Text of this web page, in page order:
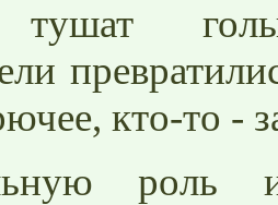
кто-то -
роль